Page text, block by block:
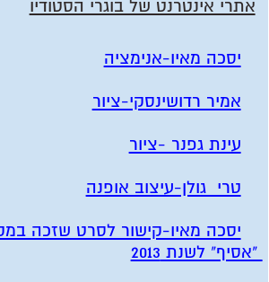
אתרי אינטרנט של בוגרי הסטודיו
יסכה מאיו-אנימציה
אמיר רדושינסקי-ציור
עינת גפנר -ציור
טרי גולן-עיצוב אופנה
יסכה מאיו-קישור לסרט שזכה
"אסיף" לשנת 2013